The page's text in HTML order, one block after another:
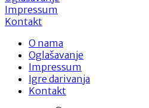
Impressum
Kontakt
O nama
Oglašavanje
Impressum
Igre darivanja
Kontakt